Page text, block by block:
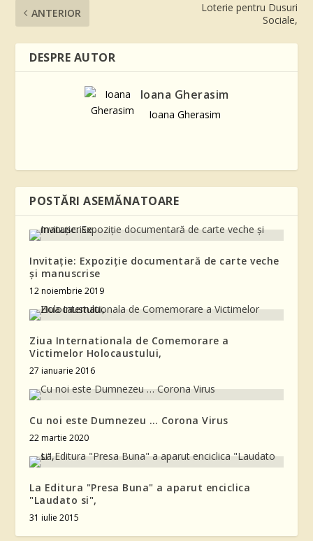
ANTERIOR
Loterie pentru Dusuri
Sociale,
DESPRE AUTOR
Ioana Gherasim
Ioana Gherasim
POSTĂRI ASEMĂNATOARE
Invitație: Expoziţie documentară de carte veche
şi manuscrise
12 noiembrie 2019
Ziua Internationala de Comemorare a
Victimelor Holocaustului,
27 ianuarie 2016
Cu noi este Dumnezeu … Corona Virus
22 martie 2020
La Editura "Presa Buna" a aparut enciclica
"Laudato si",
31 iulie 2015